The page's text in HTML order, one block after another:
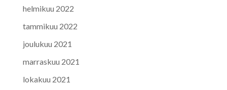
helmikuu 2022
tammikuu 2022
joulukuu 2021
marraskuu 2021
lokakuu 2021